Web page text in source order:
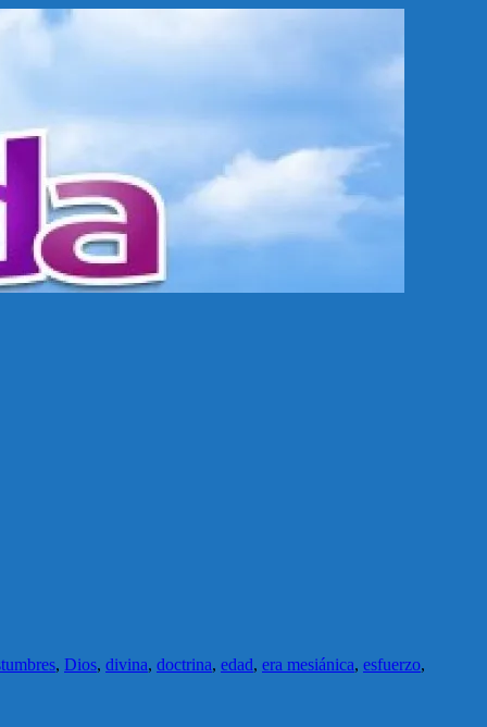
, Dios, divina, doctrina, edad, era mesiánica, esfuerzo,